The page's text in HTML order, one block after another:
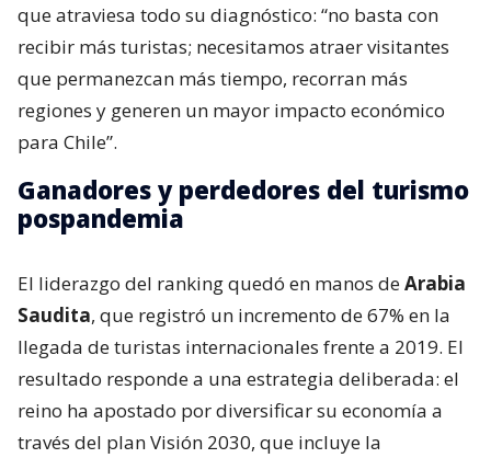
que atraviesa todo su diagnóstico: “no basta con
recibir más turistas; necesitamos atraer visitantes
que permanezcan más tiempo, recorran más
regiones y generen un mayor impacto económico
para Chile”.
Ganadores y perdedores del turismo
pospandemia
El liderazgo del ranking quedó en manos deArabia
Saudita, que registró un incremento de 67% en la
llegada de turistas internacionales frente a 2019. El
resultado responde a una estrategia deliberada: el
reino ha apostado por diversificar su economía a
través del plan Visión 2030, que incluye la